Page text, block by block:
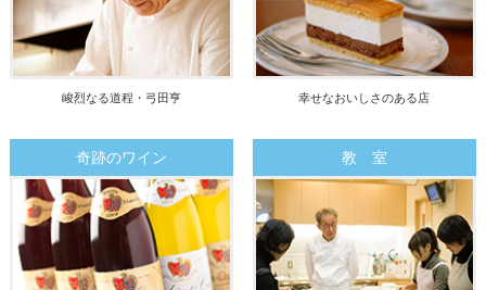
峻烈なる道程・弓田亨 幸せなおいしさのある店
奇跡のワイン 教 室